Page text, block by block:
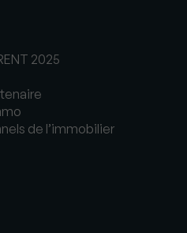
2025
de l’immobilier